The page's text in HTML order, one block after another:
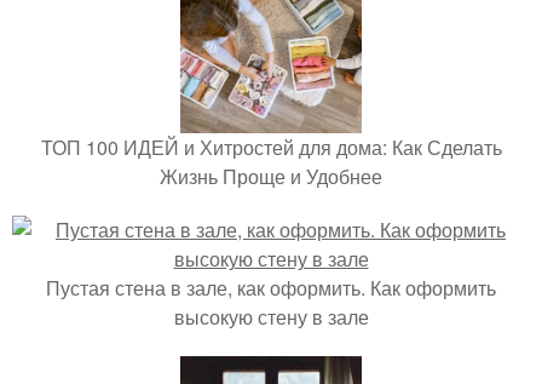
ТОП 100 ИДЕЙ и Хитростей для дома: Как Сделать
Жизнь Проще и Удобнее
Пустая стена в зале, как оформить. Как оформить
высокую стену в зале